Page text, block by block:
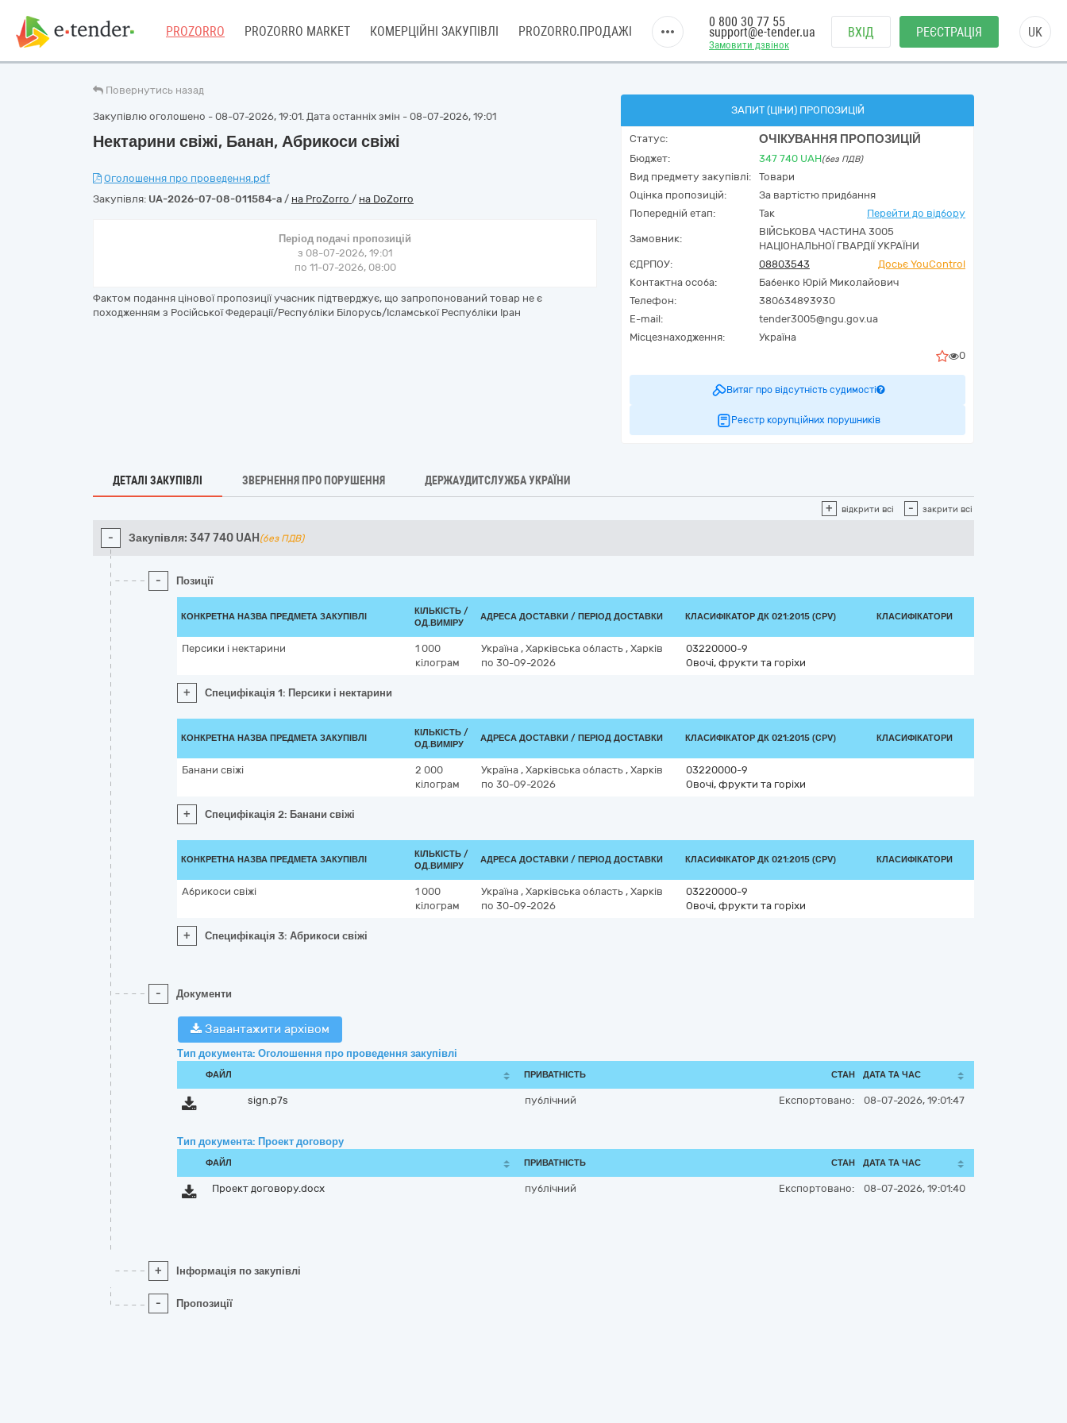
PROZORRO PROZORRO MARKET КОМЕРЦІЙНІ ЗАКУПІВЛІ PROZORRO.ПРОДАЖІ
Замовити дзвінок
0 800 30 77 55
support@e-tender.ua ВХІД РЕЄСТРАЦІЯ UK
Повернутись назад
Закупівлю оголошено - 08-07-2026, 19:01. Дата останніх змін - 08-07-2026, 19:01
Нектарини свіжі, Банан, Абрикоси свіжі
Оголошення про проведення.pdf
Закупівля: UA-2026-07-08-011584-a / на ProZorro / на DoZorro
Період подачі пропозицій
з 08-07-2026, 19:01
по 11-07-2026, 08:00
Фактом подання цінової пропозиції учасник підтверджує, що запропонований товар не є
походженням з Російської Федерації/Республіки Білорусь/Ісламської Республіки Іран
ЗАПИТ (ЦІНИ) ПРОПОЗИЦІЙ
Статус: ОЧІКУВАННЯ ПРОПОЗИЦІЙ
Бюджет: 347 740 UAH(без ПДВ)
Вид предмету закупівлі:
Товари
Оцінка пропозицій:
За вартістю придбання
Попередній етап:
Так Перейти до відбору
Замовник:
ВІЙСЬКОВА ЧАСТИНА 3005
НАЦІОНАЛЬНОЇ ГВАРДІЇ УКРАЇНИ
ЄДРПОУ:
08803543
Досьє YouControl
Контактна особа:
Бабенко Юрій Миколайович
Телефон:
380634893930
E-mail:
tender3005@ngu.gov.ua
Місцезнаходження:
Україна
0
Витяг про відсутність судимості
Реєстр корупційних порушників
ДЕТАЛІ ЗАКУПІВЛІ ЗВЕРНЕННЯ ПРО ПОРУШЕННЯ ДЕРЖАУДИТСЛУЖБА УКРАЇНИ
+ відкрити всі - закрити всі
- Закупівля: 347 740 UAH (без ПДВ)
- Позиції
КОНКРЕТНА НАЗВА ПРЕДМЕТА ЗАКУПІВЛІ
КІЛЬКІСТЬ /
ОД.ВИМІРУ
АДРЕСА ДОСТАВКИ / ПЕРІОД ДОСТАВКИ КЛАСИФІКАТОР ДК 021:2015 (CPV) КЛАСИФІКАТОРИ
Персики і нектарини
1 000
кілограм
Україна , Харківська область , Харків
по 30-09-2026
03220000-9
Овочі, фрукти та горіхи
+ Специфікація 1: Персики і нектарини
КОНКРЕТНА НАЗВА ПРЕДМЕТА ЗАКУПІВЛІ
КІЛЬКІСТЬ /
ОД.ВИМІРУ
АДРЕСА ДОСТАВКИ / ПЕРІОД ДОСТАВКИ КЛАСИФІКАТОР ДК 021:2015 (CPV) КЛАСИФІКАТОРИ
Банани свіжі
2 000
кілограм
Україна , Харківська область , Харків
по 30-09-2026
03220000-9
Овочі, фрукти та горіхи
+ Специфікація 2: Банани свіжі
КОНКРЕТНА НАЗВА ПРЕДМЕТА ЗАКУПІВЛІ
КІЛЬКІСТЬ /
ОД.ВИМІРУ
АДРЕСА ДОСТАВКИ / ПЕРІОД ДОСТАВКИ КЛАСИФІКАТОР ДК 021:2015 (CPV) КЛАСИФІКАТОРИ
Абрикоси свіжі
1 000
кілограм
Україна , Харківська область , Харків
по 30-09-2026
03220000-9
Овочі, фрукти та горіхи
+ Специфікація 3: Абрикоси свіжі
- Документи
Завантажити архівом
Тип документа: Оголошення про проведення закупівлі
ФАЙЛ ПРИВАТНІСТЬ СТАН ДАТА ТА ЧАС
sign.p7s публічний Експортовано: 08-07-2026, 19:01:47
Тип документа: Проект договору
ФАЙЛ ПРИВАТНІСТЬ СТАН ДАТА ТА ЧАС
Проект договору.docx публічний Експортовано: 08-07-2026, 19:01:40
+ Інформація по закупівлі
- Пропозиції